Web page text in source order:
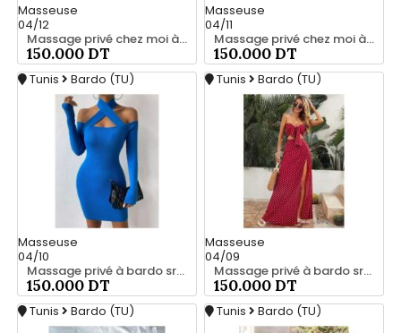
Masseuse
04/12
Massage privé chez moi à bardo srd 20466285
150.000 DT
Masseuse
04/11
Massage privé chez moi à bardo srd 20466285
150.000 DT
Tunis Bardo (TU)
Masseuse
04/10
Massage privé à bardo srd chez moi 55066248
150.000 DT
Tunis Bardo (TU)
Masseuse
04/09
Massage privé à bardo srd 20466285
150.000 DT
Tunis Bardo (TU) Tunis Bardo (TU)